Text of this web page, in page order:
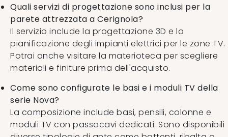
Quali servizi di progettazione sono inclusi per la
parete attrezzata a Cerignola?
Il servizio include la progettazione 3D e la
pianificazione degli impianti elettrici per le zone TV.
Potrai anche visitare la materioteca per scegliere
materiali e finiture prima dell'acquisto.
Come sono configurate le basi e i moduli TV della
serie Nova?
La composizione include basi, pensili, colonne e
moduli TV con passacavi dedicati. Sono disponibili